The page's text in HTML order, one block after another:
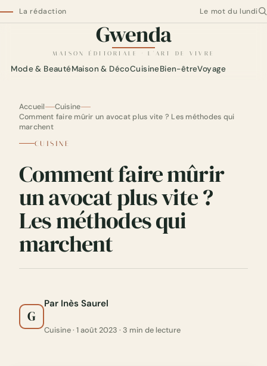
La rédaction Le mot du lundi
Gwenda — maison éditoriale
Gwenda
MAISON ÉDITORIALE · L'ART DE VIVRE
Mode & BeautéMaison & DécoCuisineBien-êtreVoyage
Accueil
Cuisine
Comment faire mûrir un avocat plus vite ? Les méthodes qui
marchent
CUISINE
Comment faire mûrir
un avocat plus vite ?
Les méthodes qui
marchent
G
Par Inès Saurel
Cuisine · 1 août 2023 · 3 min de lecture